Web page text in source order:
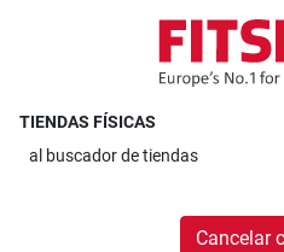
TIENDAS FÍSICAS
al buscador de tiendas
Cancelar